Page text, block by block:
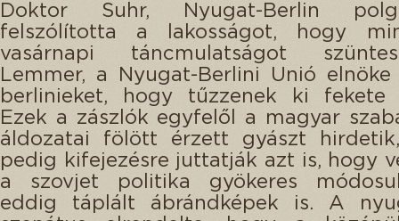
Doktor Suhr, Nyugat-Berlin
felszólította a lakosságot, hogy
vasárnapi táncmulatságot
Lemmer, a Nyugat-Berlini Unió
berlinieket, hogy tűzzenek ki fekete
Ezek a zászlók egyfelől a magyar
áldozatai fölött érzett gyászt
pedig kifejezésre juttatják azt is, hogy
a szovjet politika gyökeres
eddig táplált ábrándképek is. A